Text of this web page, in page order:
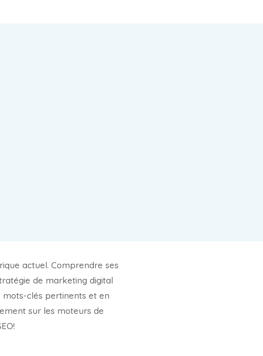
actuel. Comprendre ses
de marketing digital
clés pertinents et en
sur les moteurs de